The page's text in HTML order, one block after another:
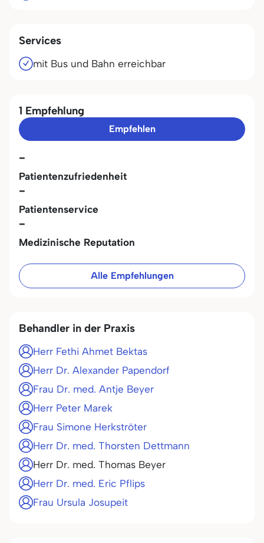
Services
mit Bus und Bahn erreichbar
1 Empfehlung
Empfehlen
-
Patientenzufriedenheit
-
Patientenservice
-
Medizinische Reputation
Alle Empfehlungen
Behandler in der Praxis
Herr Fethi Ahmet Bektas
Herr Dr. Alexander Papendorf
Frau Dr. med. Antje Beyer
Herr Peter Marek
Frau Simone Herkströter
Herr Dr. med. Thorsten Dettmann
Herr Dr. med. Thomas Beyer
Herr Dr. med. Eric Pflips
Frau Ursula Josupeit